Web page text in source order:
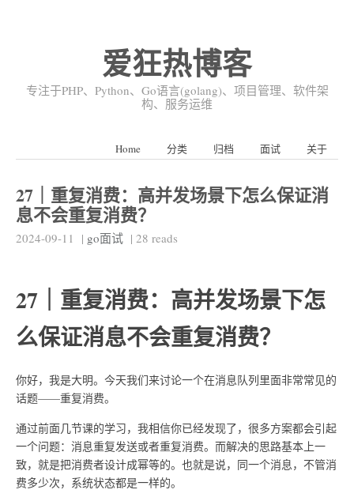
爱狂热博客
专注于PHP、Python、Go语言(golang)、项目管理、软件架
构、服务运维
Home 分类 归档 面试 关于
27｜重复消费：高并发场景下怎么保证消
息不会重复消费？
2024-09-11 | go面试 | 28 reads
27｜重复消费：高并发场景下怎
么保证消息不会重复消费？
你好，我是大明。今天我们来讨论一个在消息队列里面非常常见的
话题——重复消费。
通过前面几节课的学习，我相信你已经发现了，很多方案都会引起
一个问题：消息重复发送或者重复消费。而解决的思路基本上一
致，就是把消费者设计成幂等的。也就是说，同一个消息，不管消
费多少次，系统状态都是一样的。